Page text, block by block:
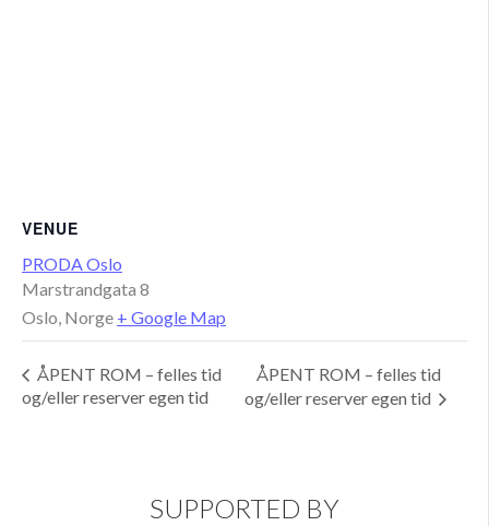
VENUE
PRODA Oslo
Marstrandgata 8
Oslo, Norge + Google Map
ÅPENT ROM – felles tid
og/eller reserver egen tid
ÅPENT ROM – felles tid
og/eller reserver egen tid
SUPPORTED BY